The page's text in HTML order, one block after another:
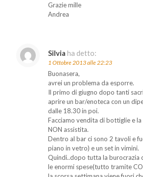
Grazie mille
Andrea
Silvia ha detto:
1 Ottobre 2013 alle 22:23
Buonasera,
avrei un problema da esporre.
Il primo di giugno dopo tanti
aprire un bar/enoteca con un
dalle 18.30 in poi.
Facciamo vendita di bottiglie e
NON assistita.
Dentro al bar ci sono 2 tavoli e
piano in vetro) e un set in vimini.
Quindi..dopo tutta la burocrazia
le enormi spese(tutto tramite